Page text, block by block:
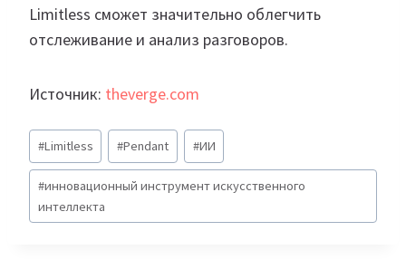
Limitless сможет значительно облегчить
отслеживание и анализ разговоров.
Источник: theverge.com
Метки
записи:
#Limitless #Pendant #ИИ
#инновационный инструмент искусственного
интеллекта